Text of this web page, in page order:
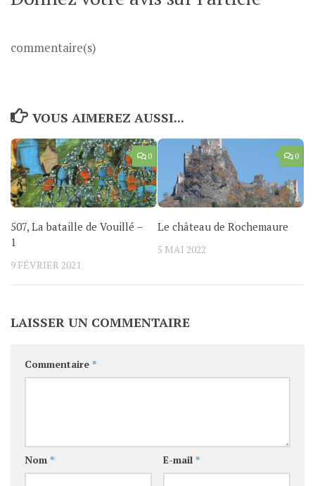
commentaire(s)
VOUS AIMEREZ AUSSI...
0
507, La bataille de Vouillé –
1
9 FÉVRIER 2021
0
Le château de Rochemaure
5 MAI 2022
LAISSER UN COMMENTAIRE
Commentaire *
Nom * E-mail *